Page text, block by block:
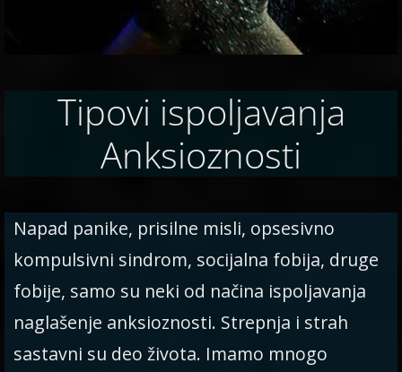
Tipovi ispoljavanja
Anksioznosti
Napad panike, prisilne misli, opsesivno
kompulsivni sindrom, socijalna fobija, druge
fobije, samo su neki od načina ispoljavanja
naglašenje anksioznosti. Strepnja i strah
sastavni su deo života. Imamo mnogo